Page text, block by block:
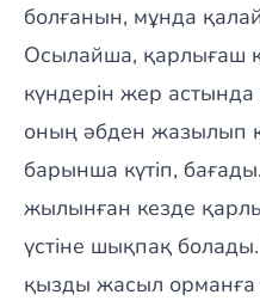
болғанын, мұнда қалай
Осылайша, қарлығаш
күндерін жер астында
оның әбден жазылып
барынша күтіп,
жылынған кезде
үстіне шықпақ
қызды жасыл орманға